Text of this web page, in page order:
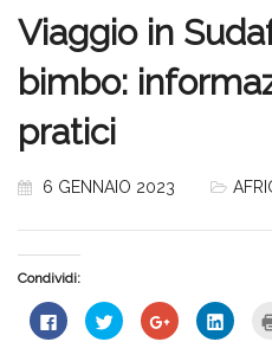
Viaggio in
bimbo:
pratici
6 GENNAIO 2023
Condividi:
Fai
clic
Fai
clic
Fai
clic
Fai
clic